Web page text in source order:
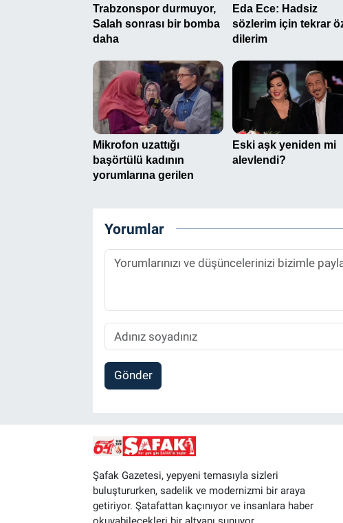
Yorumlar
Gönder
Şafak Gazetesi, yepyeni temasıyla sizleri
buluştururken, sadelik ve modernizmi bir araya
getiriyor. Şatafattan kaçınıyor ve insanlara haber